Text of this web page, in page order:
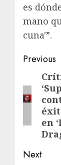
es
mano
cuna'”.
Previous
en
Next